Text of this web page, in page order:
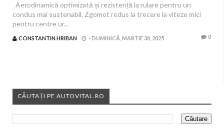
Aerodinamică optimizată și rezistență la rulare pentru un
condus mai sustenabil. Zgomot redus la trecere la viteze mici
pentru centre ur...
CONSTANTIN HRIBAN -DUMINICĂ, MARTIE 30, 2025 0
CĂUTAȚI PE AUTOVITAL.RO